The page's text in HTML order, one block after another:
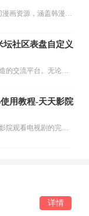
漫蛙MANWA3，汇聚全球热门漫画资源，涵盖韩漫、欧美漫画、国漫等多种类型，题材丰富多样，全方位满足用户阅读喜好。它不仅是阅读平台，更是创作平台，为广大用户打造零门槛创作环境。...
坛社区表盘自定义
米坛社区是专为钟表爱好者打造的交流平台。无论你是初涉钟表领域的普通爱好者，还是拥有多年收藏经验的资深玩家，都能在此找到属于自己的天地。 无需注册，就能轻松参与其中。通过专业的讨论论坛与丰富的交互功能，你可与世界各地的钟表爱好者畅快交流。若你钟情于钟表，米坛社区无疑是值得一试的理想之选。在这里，你能获取最新的手表资讯，交流见解，提升鉴赏品味，让每一块手表都成为收藏故事中重要的一部分。感兴趣的朋友，不要错过下载机会。...
用教程-天天影院
不少影视爱好者都在探寻天天影院观看电视剧的完整方法，结合最新平台使用规则，本篇新手入门攻略全面讲解观看渠道、检索流程、播放设置以及画面模式调整等实用内容。全文适配手机、电脑等主流设备，步骤简洁易懂，无论是初次使用的新手，还是想要优化观影体验的用户，都能参照内容快速上手，熟练掌握平台各项操作技巧，轻松畅享影视内容。...
详情